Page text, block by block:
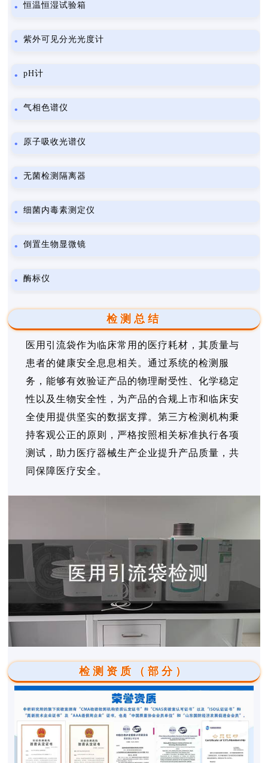
恒温恒湿试验箱
紫外可见分光光度计
pH计
气相色谱仪
原子吸收光谱仪
无菌检测隔离器
细菌内毒素测定仪
倒置生物显微镜
酶标仪
检测总结
医用引流袋作为临床常用的医疗耗材，其质量与
患者的健康安全息息相关。通过系统的检测服
务，能够有效验证产品的物理耐受性、化学稳定
性以及生物安全性，为产品的合规上市和临床安
全使用提供坚实的数据支撑。第三方检测机构秉
持客观公正的原则，严格按照相关标准执行各项
测试，助力医疗器械生产企业提升产品质量，共
同保障医疗安全。
检测资质（部分）